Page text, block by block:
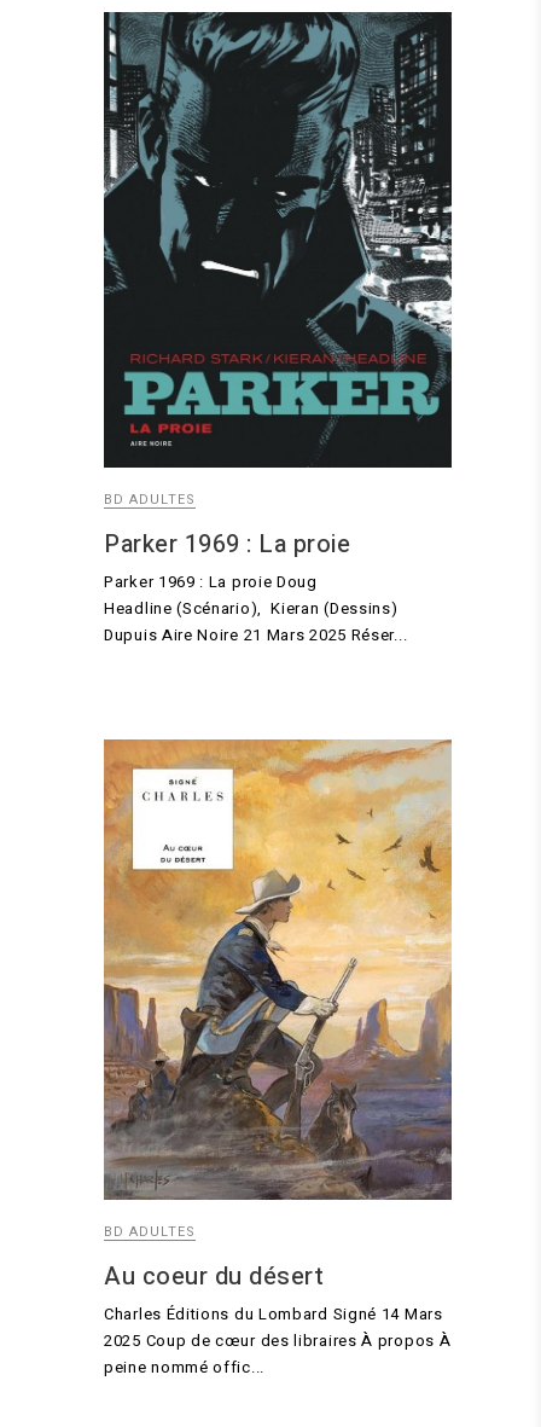
BD ADULTES
Parker 1969 : La proie
Parker 1969 : La proie Doug
Headline (Scénario), Kieran (Dessins)
Dupuis Aire Noire 21 Mars 2025 Réser...
BD ADULTES
Au coeur du désert
Charles Éditions du Lombard Signé 14 Mars
2025 Coup de cœur des libraires À propos À
peine nommé offic...